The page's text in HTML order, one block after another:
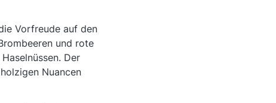
Vorfreude auf den
und rote
Der
Nuancen